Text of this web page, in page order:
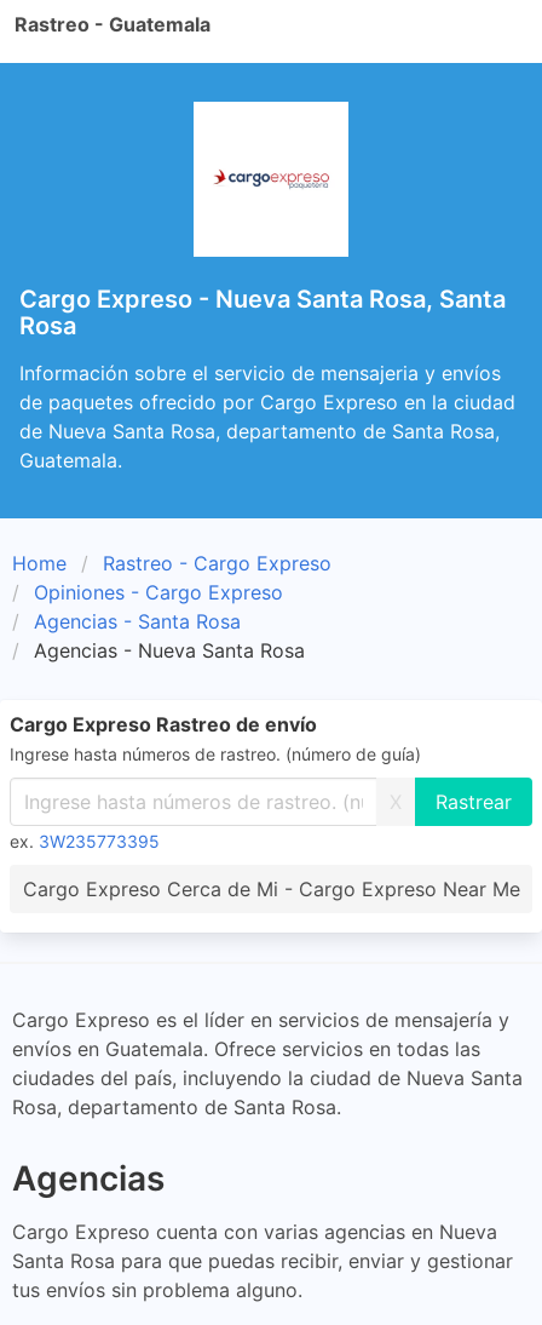
Rastreo - Guatemala
Cargo Expreso - Nueva Santa Rosa, Santa
Rosa
Información sobre el servicio de mensajeria y envíos
de paquetes ofrecido por Cargo Expreso en la ciudad
de Nueva Santa Rosa, departamento de Santa Rosa,
Guatemala.
Home
Rastreo - Cargo Expreso
Opiniones - Cargo Expreso
Agencias - Santa Rosa
Agencias - Nueva Santa Rosa
Cargo Expreso Rastreo de envío
Ingrese hasta números de rastreo. (número de guía)
X
ex. 3W235773395
Cargo Expreso Cerca de Mi - Cargo Expreso Near Me
Cargo Expreso es el líder en servicios de mensajería y
envíos en Guatemala. Ofrece servicios en todas las
ciudades del país, incluyendo la ciudad de Nueva Santa
Rosa, departamento de Santa Rosa.
Agencias
Cargo Expreso cuenta con varias agencias en Nueva
Santa Rosa para que puedas recibir, enviar y gestionar
tus envíos sin problema alguno.